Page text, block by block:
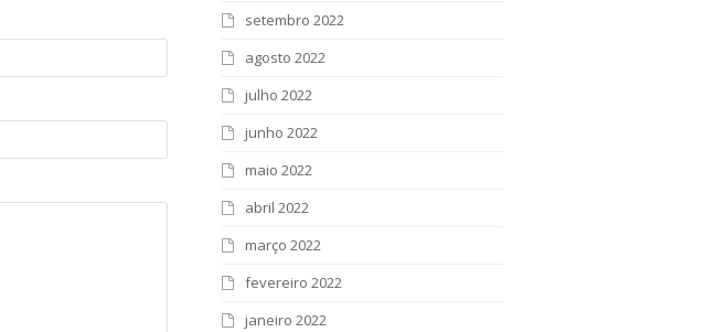
setembro 2022
agosto 2022
julho 2022
junho 2022
maio 2022
abril 2022
março 2022
fevereiro 2022
janeiro 2022